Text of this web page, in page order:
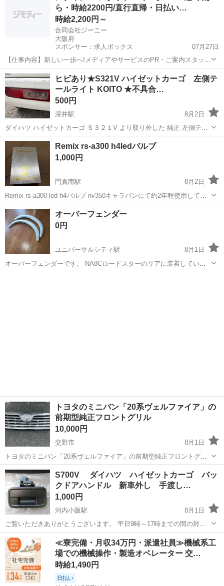
ら・時給2200円/直行直帰・日払い…
時給2,200円～
合同会社ジーニー
大阪府
スポンサー：求人ボックス
07月27日
【仕事内容】新しい一歩へ!メディアやサービスのPR・ご案内スタッフ
のお仕事! 「本業や予定と両立しながら、新しい収入源をつくりたい
」 「週1日から始めて、自分に合う働き方を見つけたい 」 そんな想い
を、合同会社ジーニーがしっかり...
アルバイト・パート / 業務委託
ヒビあり★S321V ハイゼットカーゴ 左側テ
ールライト KOITO ★不具合…
500円
深井駅
8月2日
ダイハツ ハイゼットカーゴ Ｓ３２１V より取り外した 純正 左側テー
ルライト の出品です。 2枚目ヒビあり バルブ付き 指定場所迄手渡し
引き取りお願い致します‼️
大阪 堺市 深井駅 外装、車外用品 ハイゼットカーゴ
Remix rs-a300 h4ledバルブ
1,000円
門真南駅
8月2日
Remix rs-a300 led h4バルブ nv350キャラバンにて約2年程使用してま
した。 新しいバルブに交換した為不用になりました。 6000k 3200lm
そこそこ明るいかと。
大阪 門真市 外装、車外用品
オーバーフェンダー
0円
ユニバーサルシティ駅
8月1日
オーバーフェンダーです。 NA8Cロードスターのリアに装着していか
トヨタのミニバン「20系ヴェルファイア」の
前期型純正フロントグリル
10,000円
交野市
8月1日
トヨタのミニバン「20系ヴェルファイア」の前期型純正フロントグリ
ル 当時の知人の品を買い取ったので、詳細がわかりません。 トヨタマ
ークに装飾あり スワロフスキーで装飾してたように思います。 傷や汚
れなどあ...
大阪 交野市 外装、車外用品
S700V ダイハツ ハイゼットカーゴ バッ
クドアハンドル 新車外し 手渡し…
1,000円
河内小阪駅
8月1日
ご覧いただきありがとうございます。 平日9時～17時までの間の対応
（日祝・夜間対応不可） 手渡しのみ（発送不可） 説明文を読まれ
ていない方の質問はスルーさせていただきます マナーの悪い方はブロ
ッ...
大阪 東大阪市 河内小阪駅 外装、車外用品 バックドア
≪寮完備・月収34万円・派遣社員≫機械系工
場での機械操作・製造オペレーター 交…
時給1,490円
日払い